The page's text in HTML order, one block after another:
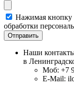
Нажимая кнопку
обработки
Отправить
Наши
в
Моб: +7
E-Mail: